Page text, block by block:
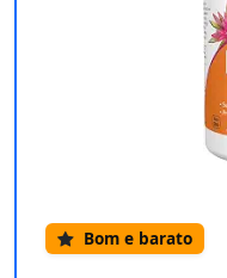
Bom e barato